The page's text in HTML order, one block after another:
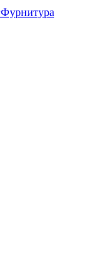
Фурнитура